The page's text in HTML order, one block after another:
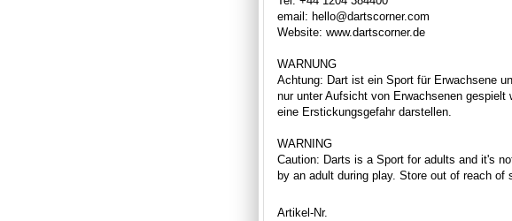
email: hello@dartscorner.com
Website: www.dartscorner.de
WARNUNG
Achtung: Dart ist ein Sport für Erwachsene
nur unter Aufsicht von Erwachsenen
eine Erstickungsgefahr darstellen.
WARNING
Caution: Darts is a Sport for adults and it's
by an adult during play. Store out of reach of
Artikel-Nr.